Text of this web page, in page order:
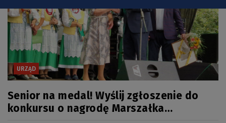
URZĄD
Senior na medal! Wyślij zgłoszenie do
konkursu o nagrodę Marszałka